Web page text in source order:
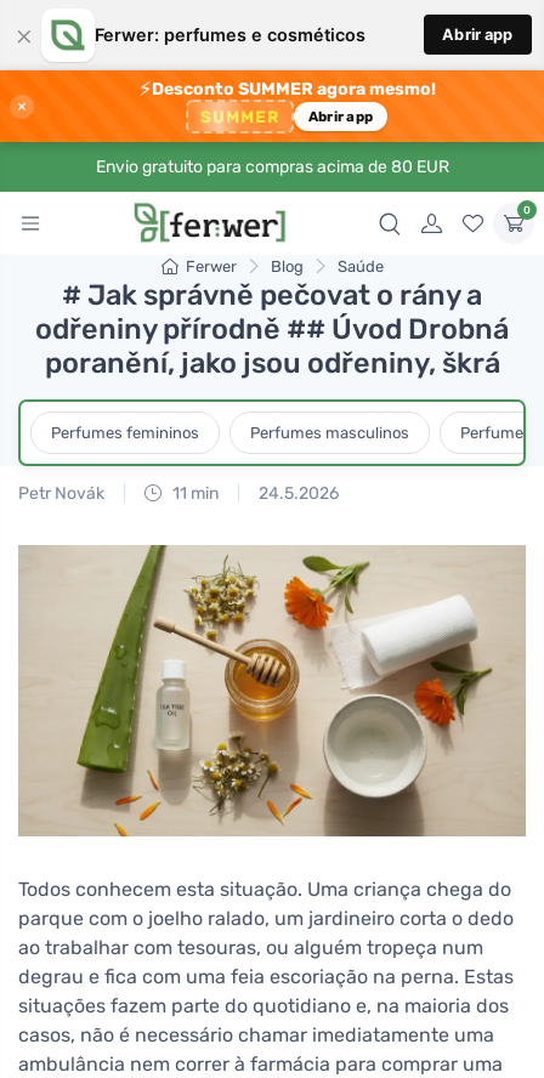
× Ferwer: perfumes e cosméticos Abrir app
×
⚡Desconto SUMMER agora mesmo!
SUMMER Abrir app
Envio gratuito para compras acima de 80 EUR
0
Ferwer Blog Saúde
# Jak správně pečovat o rány a
odřeniny přírodně ## Úvod Drobná
poranění, jako jsou odřeniny, škrá
Perfumes femininos Perfumes masculinos Perfumes
Petr Novák 11 min 24.5.2026
Todos conhecem esta situação. Uma criança chega do
parque com o joelho ralado, um jardineiro corta o dedo
ao trabalhar com tesouras, ou alguém tropeça num
degrau e fica com uma feia escoriação na perna. Estas
situações fazem parte do quotidiano e, na maioria dos
casos, não é necessário chamar imediatamente uma
ambulância nem correr à farmácia para comprar uma